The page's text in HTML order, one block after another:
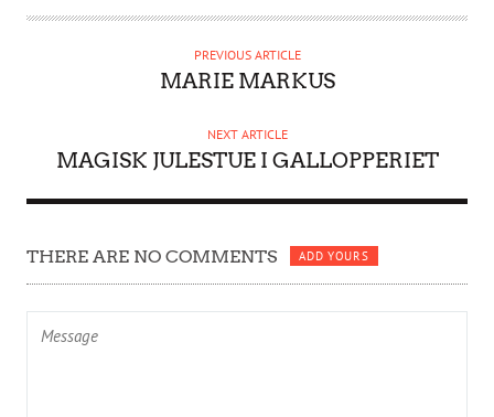
T
PREVIOUS ARTICLE
MARIE MARKUS
NEXT ARTICLE
MAGISK JULESTUE I GALLOPPERIET
THERE ARE NO COMMENTS ADD YOURS